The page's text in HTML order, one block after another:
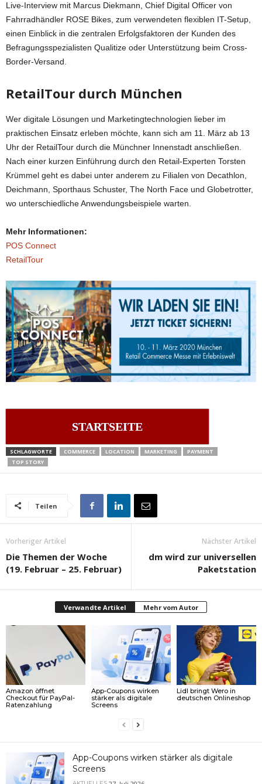
Live-Interview mit Marcus Diekmann, Chief Digital Officer von
Fahrradhändler ROSE Bikes, zum verwendeten flexiblen IT-Setup,
einen Einblick in die zentralen Erfolgsfaktoren der Kunden des
Befragungsspezialisten Qualitize oder Unterstützung beim Cross-
Border-Versand.
RetailTour durch München
Wer digitale Lösungen und Marketingtechnologien lieber im
praktischen Einsatz erleben möchte, kann sich am 11. März ab 13
Uhr der RetailTour durch die Münchner Innenstadt anschließen.
Nach einer kurzen Einführung durch den Retail-Experten Torsten
Krümmel geht es dabei unter anderem zu Filialen von Decathlon,
Deichmann, Sporthaus Schuster, The North Face und Globetrotter,
wo unterschiedliche Anwendungsbeispiele warten.
Mehr Informationen:
POS Connect
RetailTour
STARTSEITE
SCHLAGWORTE COMMERCE LOCATION MARKETING
PAYMENT
TOP STORY
Teilen
Vorheriger Artikel
Die Themen der Woche
(19. Februar – 25. Februar)
Nächster Artikel
dm wird zur universellen
Paketstation
Verwandte Artikel Mehr vom Autor
Amazon öffnet
Checkout für PayPal-
Ratenzahlung
App-Coupons wirken
stärker als digitale
Screens
Lidl bringt Wero in
deutschen Onlineshop
App-Coupons wirken stärker als digitale
Screens